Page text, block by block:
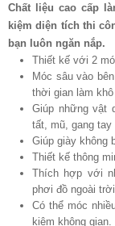
Chất liệu cao cấp
kiệm diện tích thi
bạn luôn ngăn nắp.
Thiết kế với 2
Móc sâu vào
thời gian làm
Giúp những vật
tất, mũ, gang
Giúp giày không
Thiết kế thông
Thích hợp với
phơi đồ ngoài
Có thể móc
kiệm không gian.